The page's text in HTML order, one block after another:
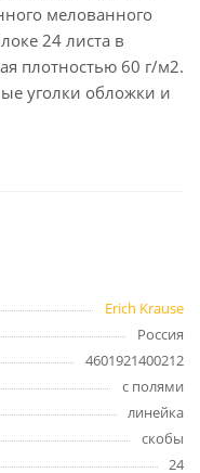
мелованного
24 листа в
плотностью 60 г/м2.
уголки обложки и
Erich Krause
Россия
4601921400212
с полями
линейка
скобы
24